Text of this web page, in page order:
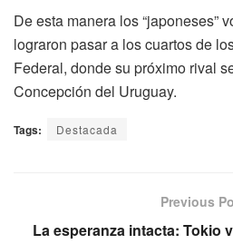
De esta manera los “japoneses”
lograron pasar a los cuartos de
Federal, donde su próximo rival
Concepción del Uruguay.
Tags: Destacada
Previous
La esperanza intacta: Tokio